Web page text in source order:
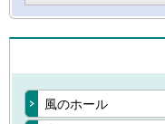
風のホール